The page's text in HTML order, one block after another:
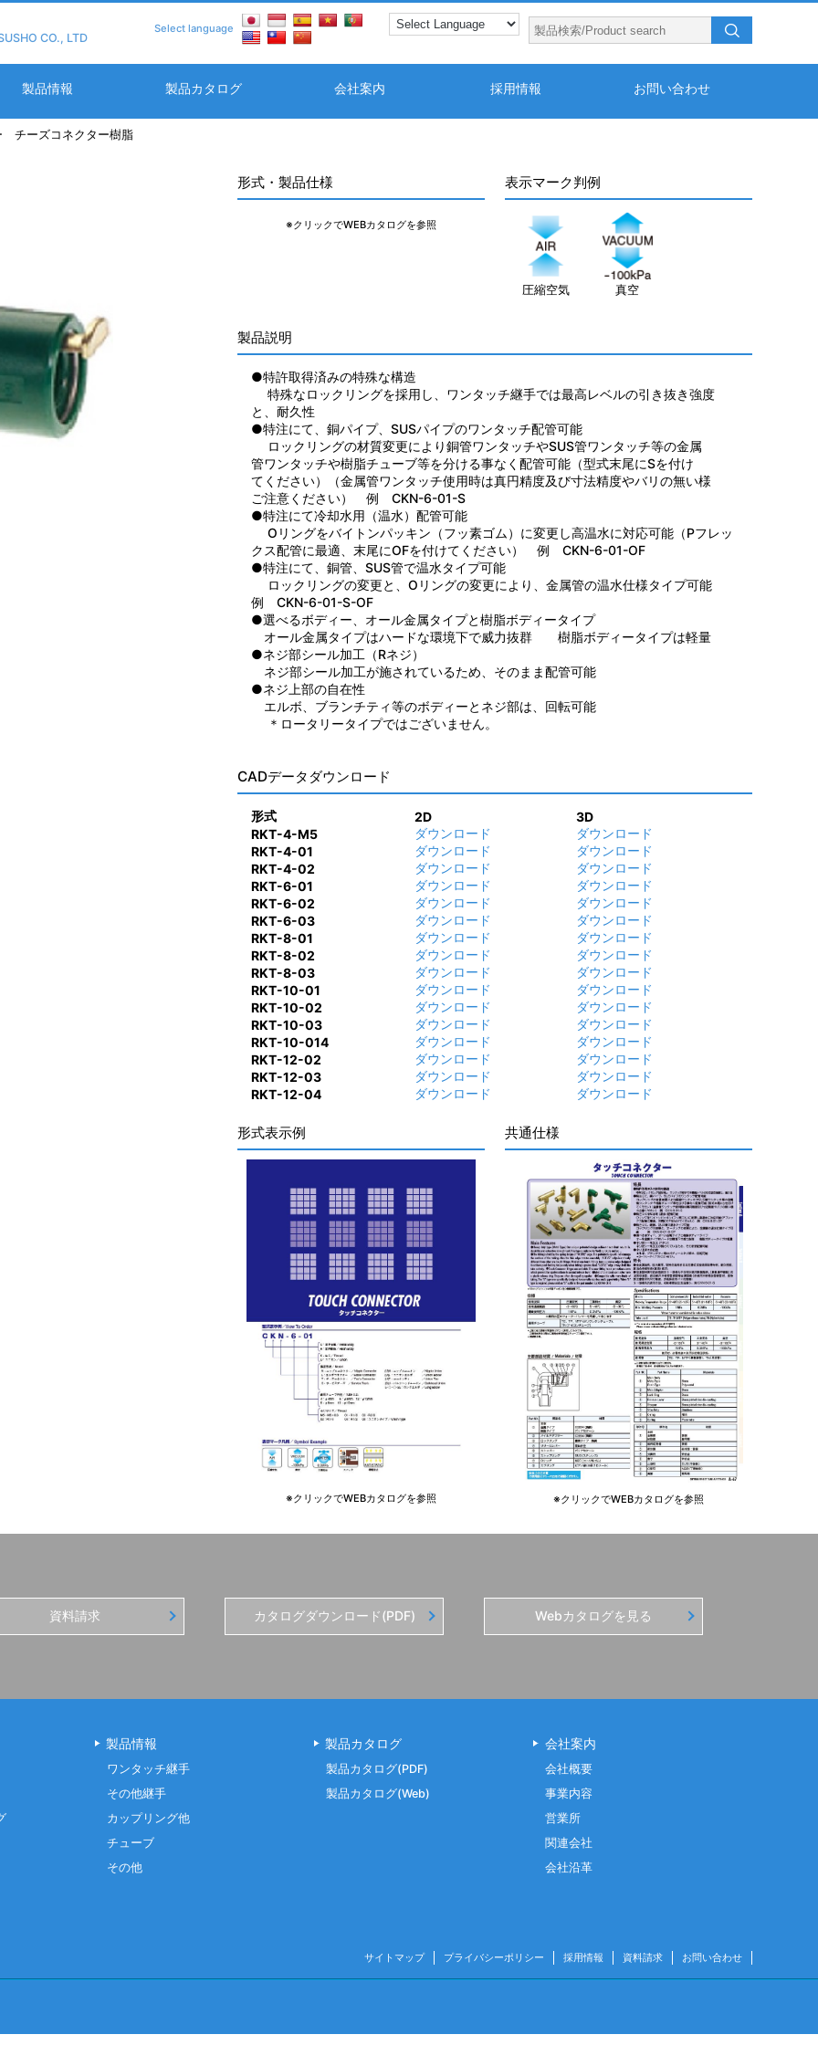
CO., LTD
Select language
製品情報 製品カタログ 会社案内 採用情報 お問い合わせ
チーズコネクター樹脂
形式・製品仕様
※クリックでWEBカタログを参照
表示マーク判例
圧縮空気 真空
製品説明
●特許取得済みの特殊な構造
特殊なロックリングを採用し、ワンタッチ継手では最高レベルの引き抜き強度
と、耐久性
●特注にて、銅パイプ、SUSパイプのワンタッチ配管可能
ロックリングの材質変更により銅管ワンタッチやSUS管ワンタッチ等の金属
管ワンタッチや樹脂チューブ等を分ける事なく配管可能（型式末尾にSを付け
てください）（金属管ワンタッチ使用時は真円精度及び寸法精度やバリの無い様
ご注意ください） 例 CKN-6-01-S
●特注にて冷却水用（温水）配管可能
Oリングをバイトンパッキン（フッ素ゴム）に変更し高温水に対応可能（Pフレッ
クス配管に最適、末尾にOFを付けてください） 例 CKN-6-01-OF
●特注にて、銅管、SUS管で温水タイプ可能
ロックリングの変更と、Oリングの変更により、金属管の温水仕様タイプ可能
例 CKN-6-01-S-OF
●選べるボディー、オール金属タイプと樹脂ボディータイプ
オール金属タイプはハードな環境下で威力抜群 樹脂ボディータイプは軽量
●ネジ部シール加工（Rネジ）
ネジ部シール加工が施されているため、そのまま配管可能
●ネジ上部の自在性
エルボ、ブランチティ等のボディーとネジ部は、回転可能
＊ロータリータイプではございません。
CADデータダウンロード
形式 2D
3D
RKT-4-M5
ダウンロード
ダウンロード
RKT-4-01
ダウンロード
ダウンロード
RKT-4-02
ダウンロード
ダウンロード
RKT-6-01
ダウンロード
ダウンロード
RKT-6-02
ダウンロード
ダウンロード
RKT-6-03
ダウンロード
ダウンロード
RKT-8-01
ダウンロード
ダウンロード
RKT-8-02
ダウンロード
ダウンロード
RKT-8-03
ダウンロード
ダウンロード
RKT-10-01
ダウンロード
ダウンロード
RKT-10-02
ダウンロード
ダウンロード
RKT-10-03
ダウンロード
ダウンロード
RKT-10-014
ダウンロード
ダウンロード
RKT-12-02
ダウンロード
ダウンロード
RKT-12-03
ダウンロード
ダウンロード
RKT-12-04
ダウンロード ダウンロード
形式表示例
※クリックでWEBカタログを参照
共通仕様
※クリックでWEBカタログを参照
資料請求 カタログダウンロード(PDF) Webカタログを見る
製品情報
ワンタッチ継手
その他継手
カップリング他
チューブ
その他
製品カタログ
製品カタログ(PDF)
製品カタログ(Web)
会社案内
会社概要
事業内容
営業所
関連会社
会社沿革
サイトマップ プライバシーポリシー 採用情報 資料請求 お問い合わせ